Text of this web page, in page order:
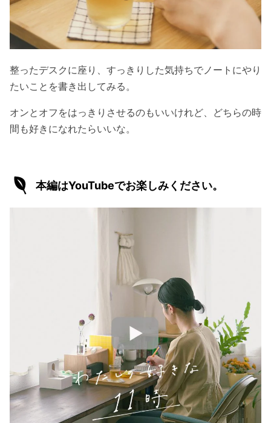
整ったデスクに座り、すっきりした気持ちでノートにやり
たいことを書き出してみる。
オンとオフをはっきりさせるのもいいけれど、どちらの時
間も好きになれたらいいな。
本編はYouTubeでお楽しみください。